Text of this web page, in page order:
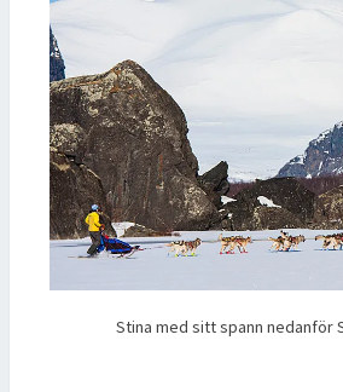
Stina med sitt spann nedanför